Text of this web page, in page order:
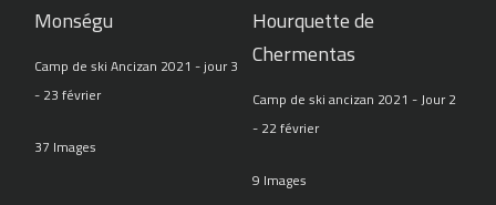
Monségu
Camp de ski Ancizan 2021 - jour 3
- 23 février
37 Images
Hourquette de
Chermentas
Camp de ski ancizan 2021 - Jour 2
- 22 février
9 Images